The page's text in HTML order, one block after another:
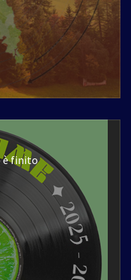
è finito